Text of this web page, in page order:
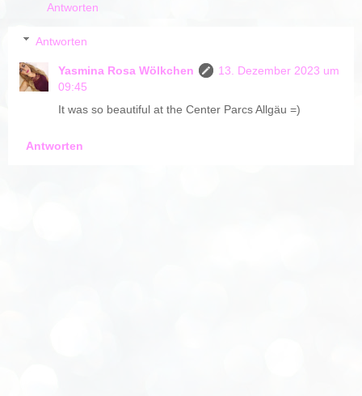
Antworten
Antworten
Yasmina Rosa Wölkchen
13. Dezember 2023 um
09:45
It was so beautiful at the Center Parcs Allgäu =)
Antworten